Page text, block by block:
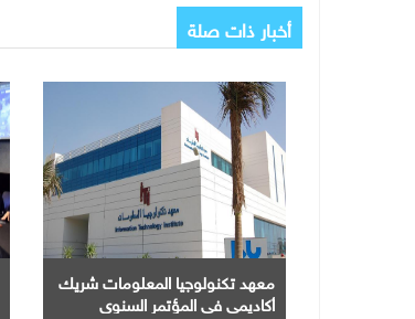
أخبار ذات صلة
معهد تكنولوجيا المعلومات شريك
أكاديمي في المؤتمر السنوي